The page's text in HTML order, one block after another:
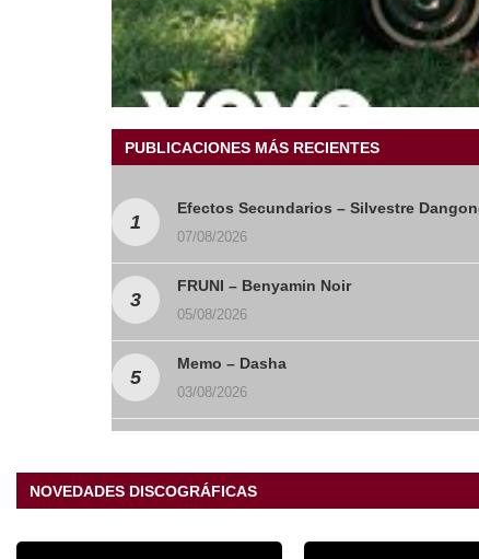
PUBLICACIONES MÁS RECIENTES
Efectos Secundarios – Silvestre
07/08/2026
FRUNI – Benyamin Noir
05/08/2026
Memo – Dasha
03/08/2026
NOVEDADES DISCOGRÁFICAS